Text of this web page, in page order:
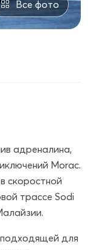
Все фото
адреналина,
Morac.
скоростной
трассе Sodi
подходящей для